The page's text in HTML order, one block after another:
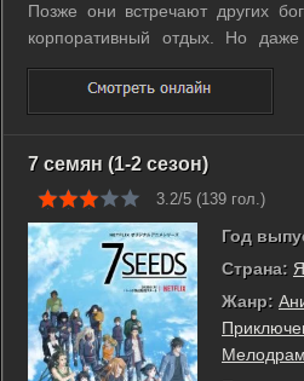
Позже они встречают других
корпоративный отдых. Но
чудовищное преступление, а
История вторая. Неплохо
последней работы, Ято решает ...
7 семян (1-2 сезон)
3.2/5 (139 гол.)
Год
Страна:
Жанр: